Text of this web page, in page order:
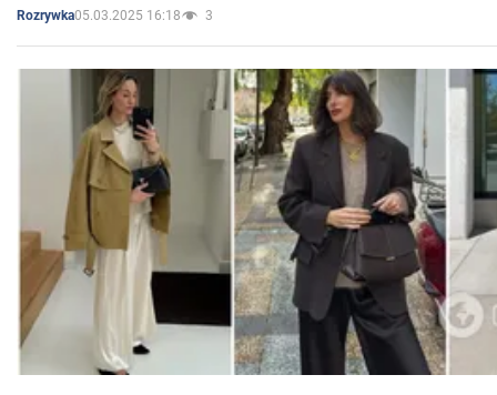
Rozrywka05.03.2025 16:18 3